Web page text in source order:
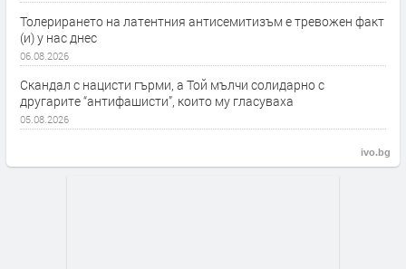
Толерирането на латентния антисемитизъм е тревожен факт
(и) у нас днес
06.08.2026
Скандал с нацисти гърми, а Той мълчи солидарно с
другарите “антифашисти”, които му гласуваха
05.08.2026
ivo.bg